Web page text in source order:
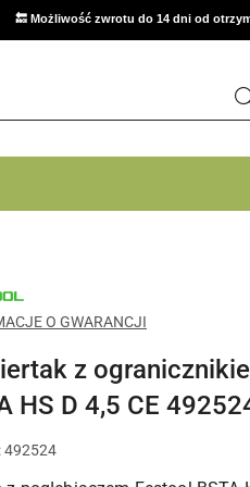
🔙 Możliwość zwrotu do 14 dni od
O GWARANCJI
z
HS D 4,5 CE
492524